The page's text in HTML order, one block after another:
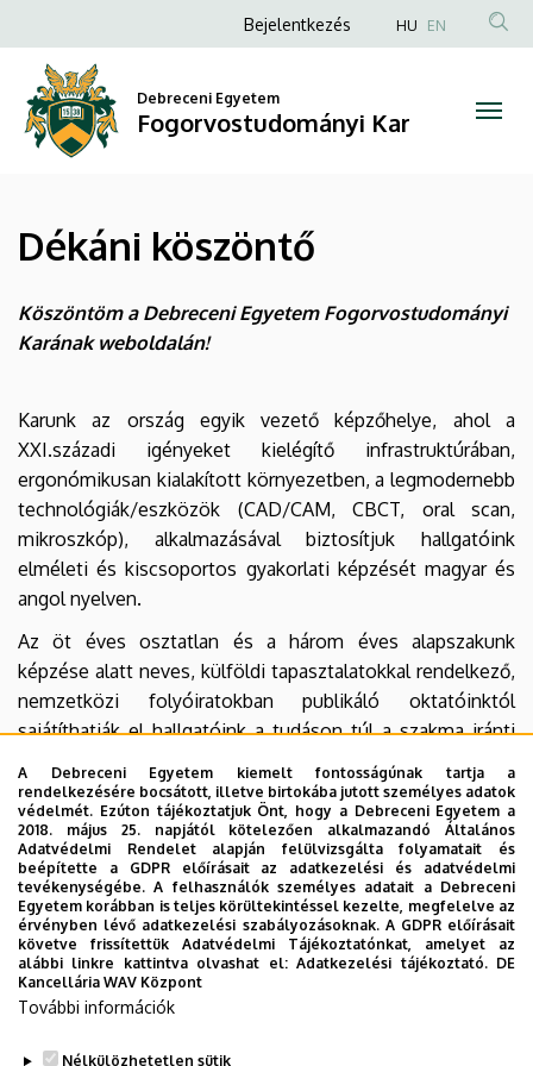
köszöntő
Fogorvostudományi
Kar
a
tartalomra
Anonim
fiók
menüje
Bejelentkezés HU EN
Debreceni Egyetem
Fogorvostudományi Kar
Dékáni köszöntő
Köszöntöm a Debreceni Egyetem Fogorvostudományi
Karának weboldalán!
Karunk az ország egyik vezető képzőhelye, ahol a
XXI.századi igényeket kielégítő infrastruktúrában,
ergonómikusan kialakított környezetben, a legmodernebb
technológiák/eszközök (CAD/CAM, CBCT, oral scan,
mikroszkóp), alkalmazásával biztosítjuk hallgatóink
elméleti és kiscsoportos gyakorlati képzését magyar és
angol nyelven.
Az öt éves osztatlan és a három éves alapszakunk
képzése alatt neves, külföldi tapasztalatokkal rendelkező,
nemzetközi folyóiratokban publikáló oktatóinktól
sajátíthatják el hallgatóink a tudáson túl a szakma iránti
Ismerje meg Ön is szolgáltatásainkat a honlapunkon
keresztül!
Dr. Bágyi Kinga Ágnes
A Debreceni Egyetem kiemelt fontosságúnak tartja a
rendelkezésére bocsátott, illetve birtokába jutott személyes adatok
védelmét. Ezúton tájékoztatjuk Önt, hogy a Debreceni Egyetem a
2018. május 25. napjától kötelezően alkalmazandó Általános
Adatvédelmi Rendelet alapján felülvizsgálta folyamatait és
beépítette a GDPR előírásait az adatkezelési és adatvédelmi
tevékenységébe. A felhasználók személyes adatait a Debreceni
Egyetem korábban is teljes körültekintéssel kezelte, megfelelve az
érvényben lévő adatkezelési szabályozásoknak. A GDPR előírásait
követve frissítettük Adatvédelmi Tájékoztatónkat, amelyet az
alábbi linkre kattintva olvashat el:Adatkezelési tájékoztató. DE
Kancellária WAV Központ
További információk
Nélkülözhetetlen sütik